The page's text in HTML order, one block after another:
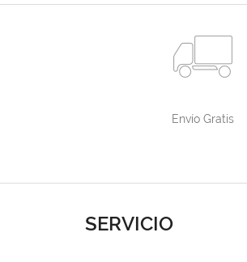
Envío Gratis
SERVICIO